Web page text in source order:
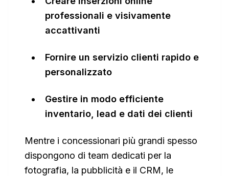
professionali e visivamente
accattivanti
Fornire un servizio clienti rapido e
personalizzato
Gestire in modo efficiente
inventario, lead e dati dei clienti
Mentre i concessionari più grandi spesso
dispongono di team dedicati per la
fotografia, la pubblicità e il CRM, le